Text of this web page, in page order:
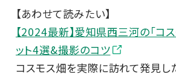
【あわせて読みたい】
【2024最新】愛知県西三河の「コ
ット4選&撮影のコツ
コスモス畑を実際に訪れて発見し